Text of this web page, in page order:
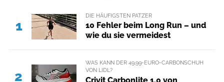
1
DIE HÄUFIGSTEN PATZER
10 Fehler beim Long Run – und
wie du sie vermeidest
2
WAS KANN DER 49,99-EURO-CARBONSCHUH
VON LIDL?
Crivit Carbonlite 1.0 von